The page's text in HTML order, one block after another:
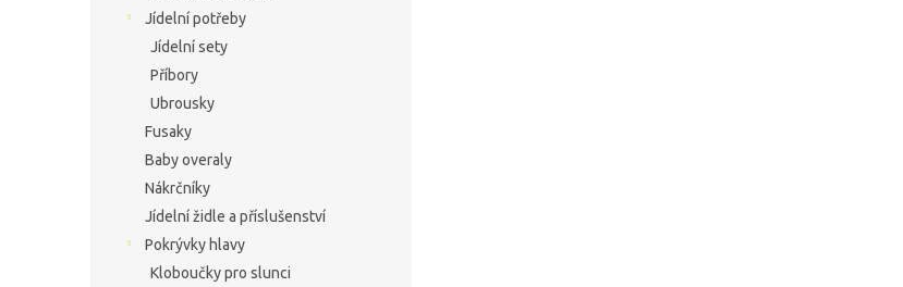
Jídelní potřeby
Jídelní sety
Příbory
Ubrousky
Fusaky
Baby overaly
Nákrčníky
Jídelní židle a příslušenství
Pokrývky hlavy
Kloboučky pro slunci